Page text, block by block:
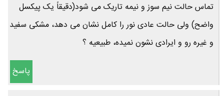
تماس حالت نیم سوز و نیمه تاریک می شود(دقیقاً یک پیکسل
واضح) ولی حالت عادی نور را کامل نشان می دهد، مشکی سفید
و غیره رو و ایرادی نشون نمیده، طبیعیه ؟
پاسخ